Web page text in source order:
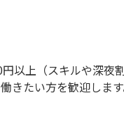
以上（スキルや深
たい方を歓迎します